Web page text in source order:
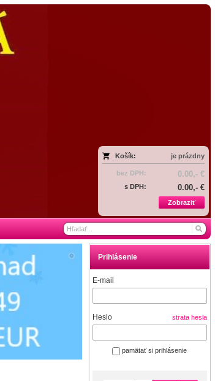
Košík: je prázdny
bez DPH: 0.00,- €
s DPH: 0.00,- €
Zobraziť
Prihlásenie
E-mail
Heslo strata hesla
pamätať si prihlásenie